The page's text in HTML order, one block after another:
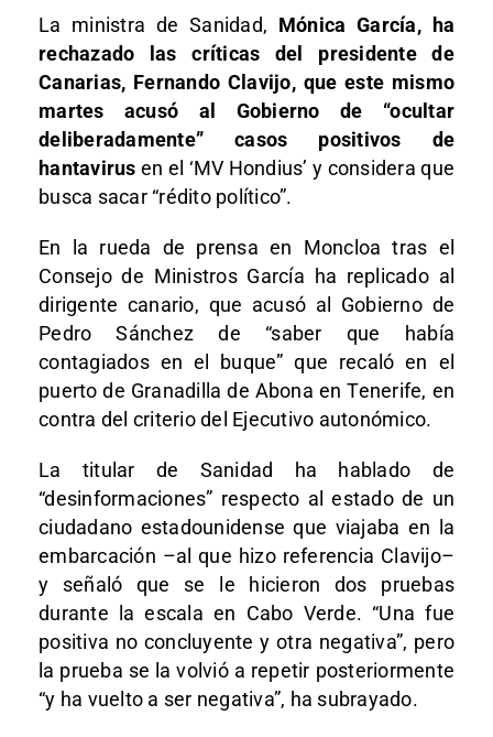
La ministra de Sanidad, Mónica García, ha
rechazado las críticas del presidente de
Canarias, Fernando Clavijo, que este mismo
martes acusó al Gobierno de “ocultar
deliberadamente” casos positivos de
hantavirus en el ‘MV Hondius’ y considera que
busca sacar “rédito político”.
En la rueda de prensa en Moncloa tras el
Consejo de Ministros García ha replicado al
dirigente canario, que acusó al Gobierno de
Pedro Sánchez de “saber que había
contagiados en el buque” que recaló en el
puerto de Granadilla de Abona en Tenerife, en
contra del criterio del Ejecutivo autonómico.
La titular de Sanidad ha hablado de
“desinformaciones” respecto al estado de un
ciudadano estadounidense que viajaba en la
embarcación –al que hizo referencia Clavijo–
y señaló que se le hicieron dos pruebas
durante la escala en Cabo Verde. “Una fue
positiva no concluyente y otra negativa”, pero
la prueba se la volvió a repetir posteriormente
“y ha vuelto a ser negativa”, ha subrayado.